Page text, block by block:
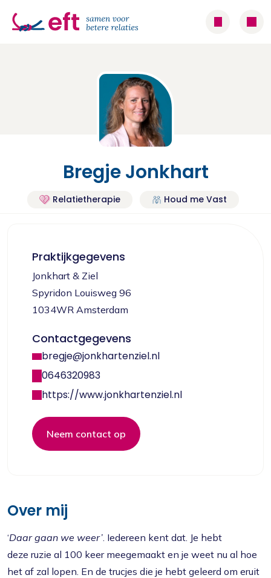
Bregje Jonkhart
Relatietherapie Houd me Vast
Over mij
‘Daar gaan we weer’. Iedereen kent dat. Je hebt
deze ruzie al 100 keer meegemaakt en je weet nu al hoe
het af zal lopen. En de trucjes die je hebt geleerd om eruit
Praktijkgegevens
Jonkhart & Ziel
Spyridon Louisweg 96
1034WR Amsterdam
Contactgegevens
bregje@jonkhartenziel.nl
0646320983
https://www.jonkhartenziel.nl
Neem contact op